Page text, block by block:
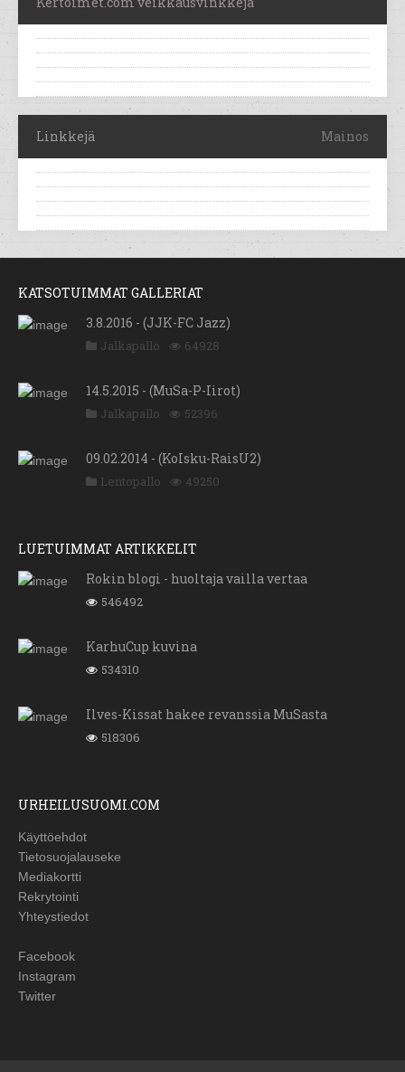
Linkkejä Mainos
KATSOTUIMMAT GALLERIAT
3.8.2016 - (JJK-FC Jazz)
Jalkapallo 64928
14.5.2015 - (MuSa-P-Iirot)
Jalkapallo 52396
09.02.2014 - (KoIsku-RaisU2)
Lentopallo 49250
LUETUIMMAT ARTIKKELIT
Rokin blogi - huoltaja vailla vertaa
546492
KarhuCup kuvina
534310
Ilves-Kissat hakee revanssia MuSasta
518306
URHEILUSUOMI.COM
Käyttöehdot
Tietosuojalauseke
Mediakortti
Rekrytointi
Yhteystiedot
Facebook
Instagram
Twitter